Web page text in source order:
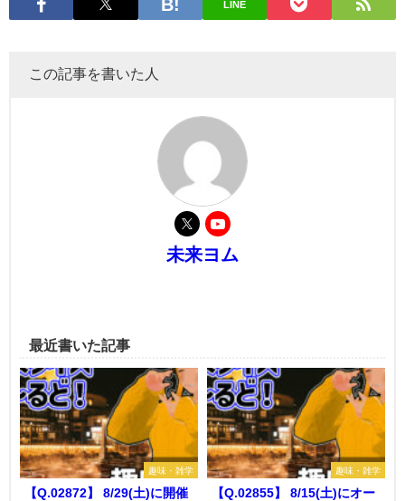
LINE
この記事を書いた人
未来ヨム
最近書いた記事
趣味・雑学
【Q.02872】 8/29(土)に開催
趣味・雑学
【Q.02855】 8/15(土)にオー